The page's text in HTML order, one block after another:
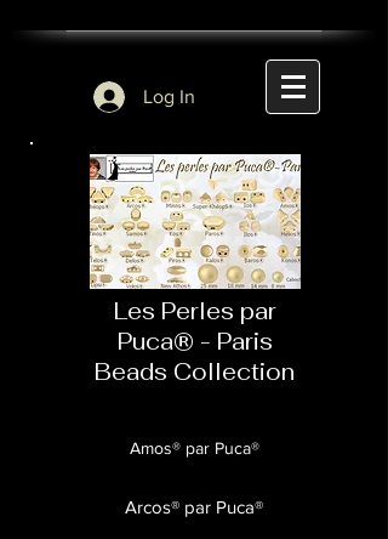
Log In
Les Perles par
Puca® - Paris
Beads Collection
Amos® par Puca®
Arcos® par Puca®